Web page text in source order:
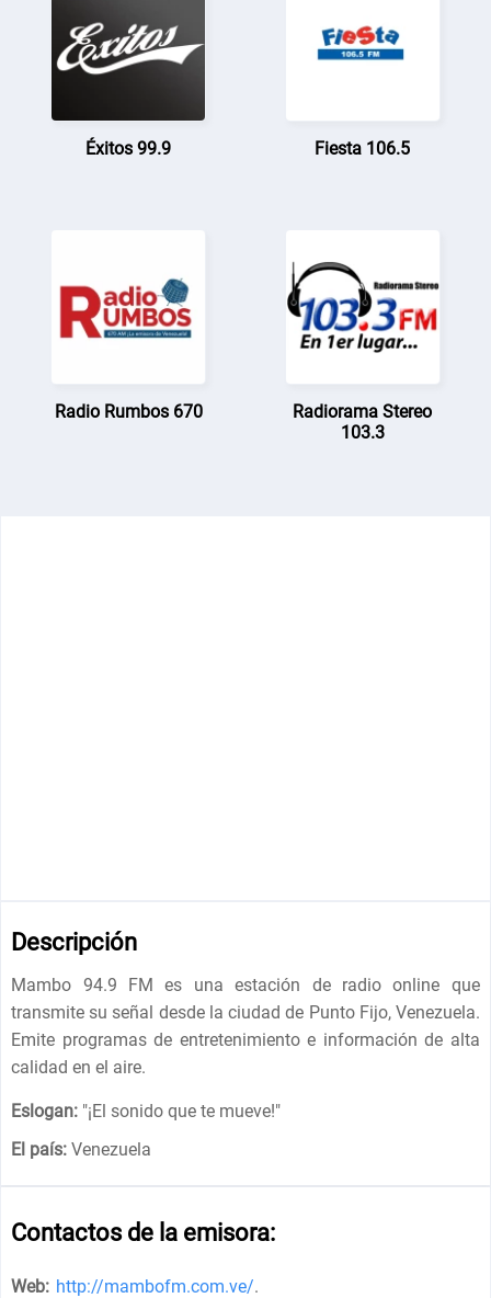
Éxitos 99.9 Fiesta 106.5
Radio Rumbos 670
Radiorama Stereo
103.3
Descripción
Mambo 94.9 FM es una estación de radio online que
transmite su señal desde la ciudad de Punto Fijo, Venezuela.
Emite programas de entretenimiento e información de alta
calidad en el aire.
Eslogan: "¡El sonido que te mueve!"
El país: Venezuela
Contactos de la emisora:
Web: http://mambofm.com.ve/.